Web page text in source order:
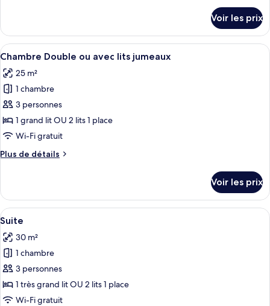
Chambre
Double
pour
1
personne
le
type
de
Chambre
Double
pour
personne
Voir les prix
Afficher
toutes
les
photos
pour
ce
type
chambre :
ou
avec
lits
jumeaux
Une chambre avec un grand lit, une
7
Chambre Double ou avec lits jumeaux
25 m²
1 chambre
3 personnes
1 grand lit OU 2 lits 1 place
Wi-Fi gratuit
Plus de détails
Plus
le
type
de
Chambre
Double
ou
avec
lits
jumeaux
Voir les prix
Afficher
toutes
les
photos
pour
ce
type
Une pièce avec un mur en briques,
5
Suite
30 m²
1 chambre
3 personnes
1 très grand lit OU 2 lits 1 place
Wi-Fi gratuit